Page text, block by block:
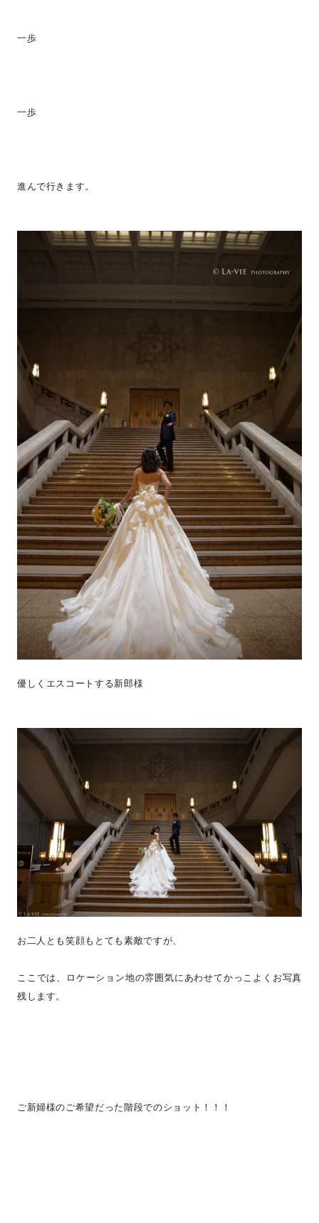
一歩
一歩
進んで行きます。
優しくエスコートする新郎様
お二人とも笑顔もとても素敵ですが、
ここでは、ロケーション地の雰囲気にあわせてかっこよくお写真
残します。
ご新婦様のご希望だった階段でのショット！！！